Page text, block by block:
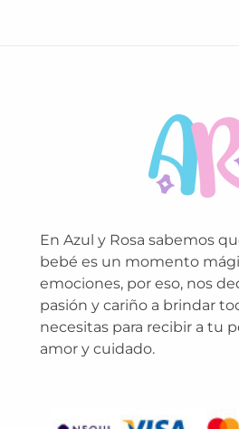
En Azul y Rosa sabemos
bebé es un momento
emociones, por eso, nos
pasión y cariño a brindar
necesitas para recibir a tu
amor y cuidado.